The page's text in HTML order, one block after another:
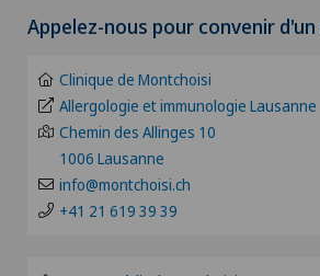
Alter G
Andrologie
Clinique de Montchoisi
Clinique de Valère
Clinique Générale Ste-Anne
Clinique Générale-Beaulieu
BE
BS
FR
Appelez-nous pour convenir
Clinique de Montchoisi
Allergologie et immunologie Lausanne
Chemin des Allinges 10
1006 Lausanne
info@montchoisi.ch
+41 21 619 39 39